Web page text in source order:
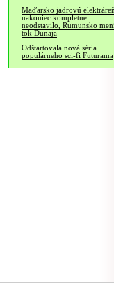
Maďarsko jadrovú elektráreň
nakoniec kompletne
neodstavilo, Rumunsko
tok Dunaja
Odštartovala nová séria
populárneho sci-fi Futurama